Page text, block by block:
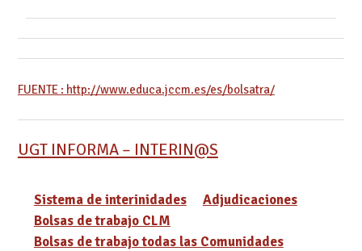
FUENTE : http://www.educa.jccm.es/es/bolsatra/
UGT INFORMA – INTERIN@S
Sistema de interinidades
Adjudicaciones
Bolsas de trabajo CLM
Bolsas de trabajo todas las Comunidades